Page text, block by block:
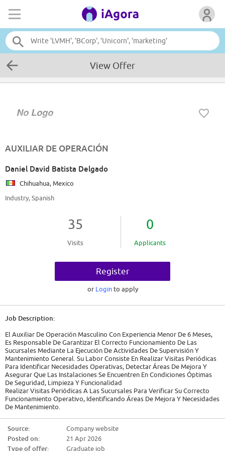
View Offer
AUXILIAR DE OPERACIÓN
Daniel David Batista Delgado
Chihuahua, Mexico
Industry, Spanish
35
Visits
0
Applicants
Register
or Login to apply
Job Description:
El Auxiliar De Operación Masculino Con Experiencia Menor De 6 Meses,
Es Responsable De Garantizar El Correcto Funcionamiento De Las
Sucursales Mediante La Ejecución De Actividades De Supervisión Y
Mantenimiento General. Su Labor Consiste En Realizar Visitas Periódicas
Para Identificar Necesidades Operativas, Detectar Áreas De Mejora Y
Asegurar Que Las Instalaciones Se Encuentren En Condiciones Óptimas
De Seguridad, Limpieza Y Funcionalidad
Realizar Visitas Periódicas A Las Sucursales Para Verificar Su Correcto
Funcionamiento Operativo, Identificando Áreas De Mejora Y Necesidades
De Mantenimiento.
Cualquier Incidencia Mayor Que Requiera Atención Especializada.
Ejecutar Actividades De Mantenimiento Preventivo Y Correctivo De Baja
Complejidad, Tales Como Reparaciones Menores En Instalaciones,
Source:
Company website
Posted on:
21 Apr 2026
Type of offer:
Graduate job